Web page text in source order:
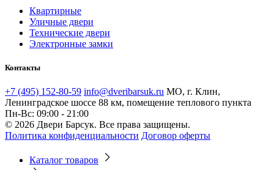
Квартирные
Уличные двери
Технические двери
Электронные замки
Контакты
+7 (495) 152-80-59 info@dveribarsuk.ru МО, г. Клин,
Ленинградское шоссе 88 км, помещение теплового пункта
Пн-Вс: 09:00 - 21:00
© 2026 Двери Барсук. Все права защищены.
Политика конфиденциальности Договор оферты
Каталог товаров